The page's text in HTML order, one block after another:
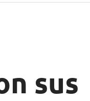
sus